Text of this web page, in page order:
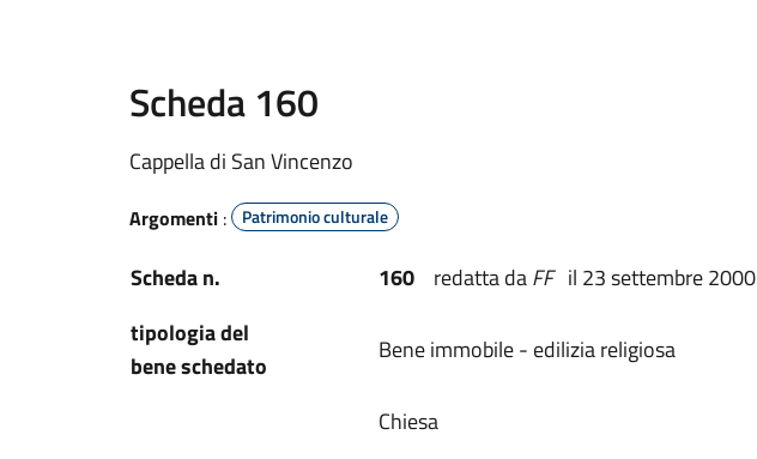
Scheda 160
Cappella di San Vincenzo
Argomenti : Patrimonio culturale
Scheda n. 160 redatta daFF il 23 settembre 2000
tipologia del
bene schedato
Bene immobile - edilizia religiosa
Chiesa